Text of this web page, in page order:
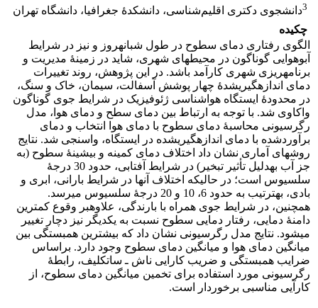
3دانشجوی دکتری اقلیم‌شناسی، دانشکدۀ جغرافیا، دانشگاه تهران
چکیده
الگوی رفتاری دمای سطوح در طول شبانه‎روز و نیز در شرایط
آب‎وهوایی گوناگون در محیط‎های شهری، شاید در زمینۀ مدیریت و
برنامه­ریزی شهری کارآمد باشد. در این پژوهش، روند تغییرات
دمای اندازه­گیری‎شدۀ چهار پوشش آسفالت، سیمان، خاک و سنگ،
در محدودۀ ایستگاه هواشناسی ژئوفیزیک در شرایط جوی گوناگون
واکاوی شد. با توجه به ارتباط بین دمای سطح و دمای هوا، مدل
رگرسیونی محاسبۀ دمای سطوح با دمای هوا انتخاب و دمای
برآوردشده با دمای اندازه­گیری‎شده در ایستگاه، واسنجی شد. نتایج
روش­های آماری نشان داد اختلاف دمای کمینه و بیشینۀ سطوح (به
جز آب به‎دلیل تأثیر تبخیر) در شرایط آفتابی، حدود 30 درجۀ
سلسیوس است؛ در حالیکه اختلاف آنها در شرایط بارانی، ابری و
بادی، به‎ترتیب به حدود 6، 10 و 20 درجۀ سلسیوس می‎رسد.
همچنین، در شرایط جوی همراه با بارندگی، علاوه‎بر وقوع کمترین
دامنۀ دمایی، رفتار دمایی سطوح نسبت به یکدیگر نیز دچار تغییر
می‎شود. نتایج مدل رگرسیونی نشان داد که بیشترین همبستگی بین
میانگین دمای هوا و میانگین دمای سطوح وجود دارد. براساس
ضرایب همبستگی و ضریب کارایی ناش ـ ساتکلیف، رابطۀ
رگرسیونی مورد استفاده برای تخمین میانگین دمای سطوح، از
کارآیی مناسبی برخوردار است.